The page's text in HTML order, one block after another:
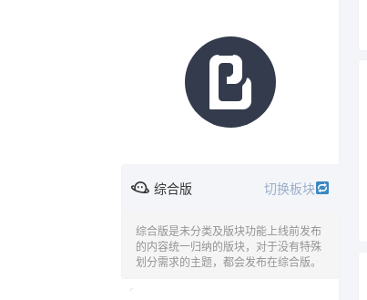
综合版 切换板块
综合版是未分类及版块功能上线前发布
的内容统一归纳的版块，对于没有特殊
划分需求的主题，都会发布在综合版。